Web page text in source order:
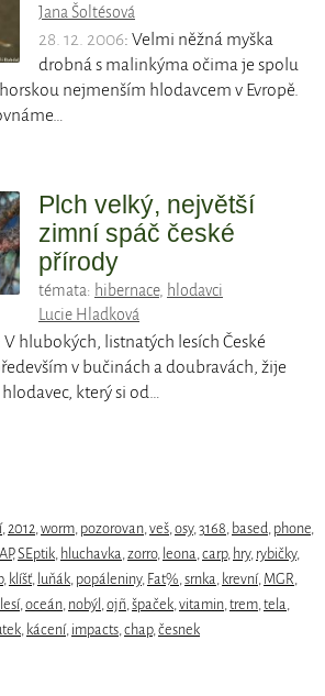
Jana Šoltésová
28. 12. 2006: Velmi něžná myška
drobná s malinkýma očima je spolu
nejmenším hlodavcem v Evropě.
Plch velký, největší
zimní spáč české
přírody
témata: hibernace, hlodavci
Lucie Hladková
V hlubokých, listnatých lesích České
v bučinách a doubravách, žije
který si od…
,2012,worm, pozorovan,veš,osy,3168, based, phone,
,SEptik, hluchavka,zorro, leona,carp, hry, rybičky,
, klíšť, luňák, popáleniny, Fat%,srnka, krevní, MGR,
,oceán, nobýl ,ojñ,špaček,vitamin,trem,tela,
, kácení, impacts,chap,česnek